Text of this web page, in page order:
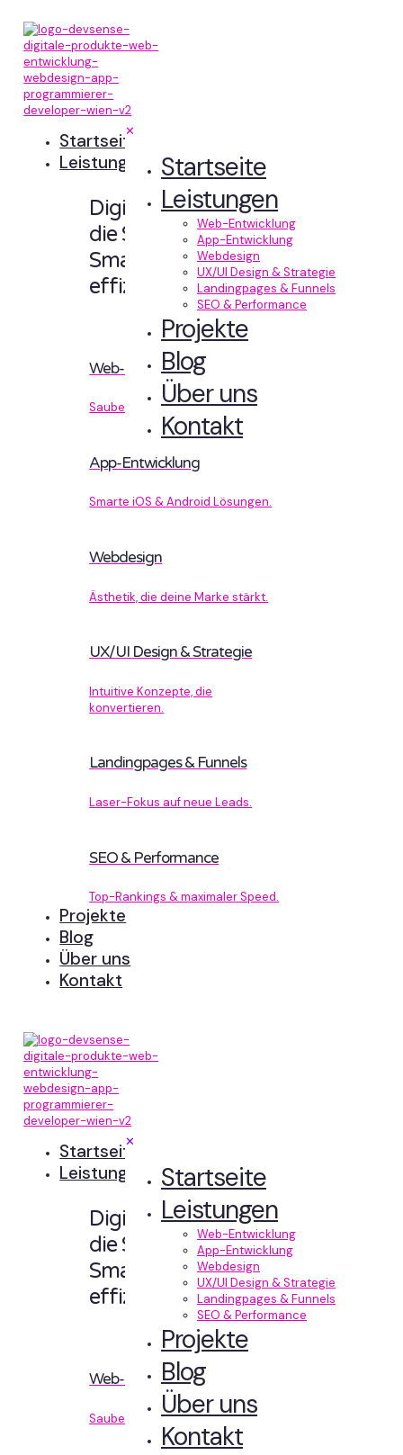
✕
Startseite
Leistungen
Web-Entwicklung
App-Entwicklung
Webdesign
UX/UI Design & Strategie
Landingpages & Funnels
SEO & Performance
Projekte
Blog
Über uns
Kontakt
Startseite
Leistungen
Digitale Erlebnisse,
die Sinn machen.
Smart designt und
effizient entwickelt.
Web-Entwicklung
Sauberer Code, der performt.
App-Entwicklung
Smarte iOS & Android Lösungen.
Webdesign
Ästhetik, die deine Marke stärkt.
UX/UI Design & Strategie
Intuitive Konzepte, die
konvertieren.
Landingpages & Funnels
Laser-Fokus auf neue Leads.
SEO & Performance
Top-Rankings & maximaler Speed.
Projekte
Blog
Über uns
Kontakt
✕
Startseite
Leistungen
Web-Entwicklung
App-Entwicklung
Webdesign
UX/UI Design & Strategie
Landingpages & Funnels
SEO & Performance
Projekte
Blog
Über uns
Kontakt
Startseite
Leistungen
Digitale Erlebnisse,
die Sinn machen.
Smart designt und
effizient entwickelt.
Web-Entwicklung
Sauberer Code, der performt.